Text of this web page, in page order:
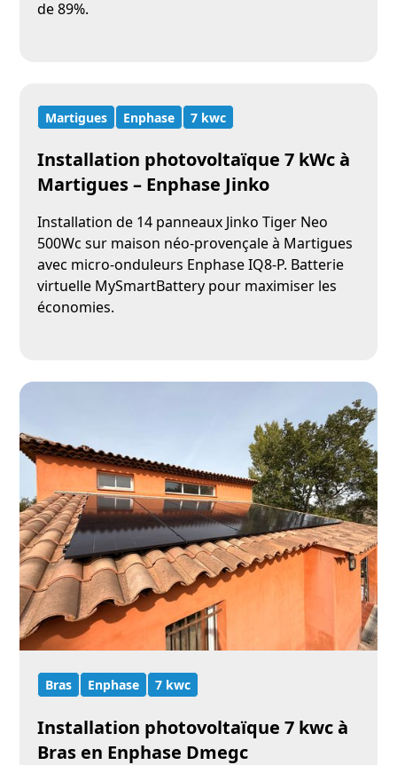
de 89%.
Martigues Enphase 7 kwc
Installation photovoltaïque 7 kWc à
Martigues – Enphase Jinko
Installation de 14 panneaux Jinko Tiger Neo
500Wc sur maison néo-provençale à Martigues
avec micro-onduleurs Enphase IQ8-P. Batterie
virtuelle MySmartBattery pour maximiser les
économies.
Bras Enphase 7 kwc
Installation photovoltaïque 7 kwc à
Bras en Enphase Dmegc